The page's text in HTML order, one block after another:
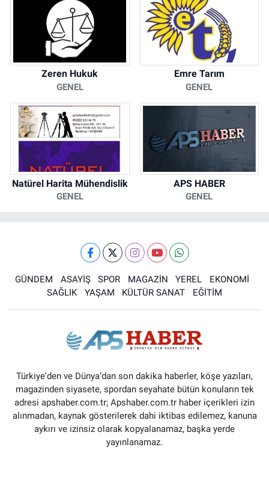
Zeren Hukuk
GENEL
Emre Tarım
GENEL
Natürel Harita Mühendislik
GENEL
APS HABER
GENEL
GÜNDEM ASAYİŞ SPOR MAGAZİN YEREL
EKONOMİ
SAĞLIK
YAŞAM KÜLTÜR SANAT EĞİTİM
Türkiye'den ve Dünya’dan son dakika haberler, köşe yazıları,
magazinden siyasete, spordan seyahate bütün konuların tek
adresi apshaber.com.tr; Apshaber.com.tr haber içerikleri izin
alınmadan, kaynak gösterilerek dahi iktibas edilemez, kanuna
aykırı ve izinsiz olarak kopyalanamaz, başka yerde
yayınlanamaz.